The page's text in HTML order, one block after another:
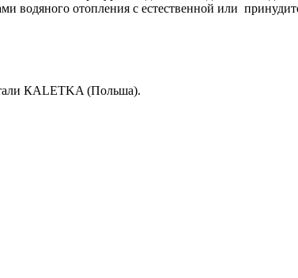
водяного отопления с естественной или
КАLETKA (Польша).